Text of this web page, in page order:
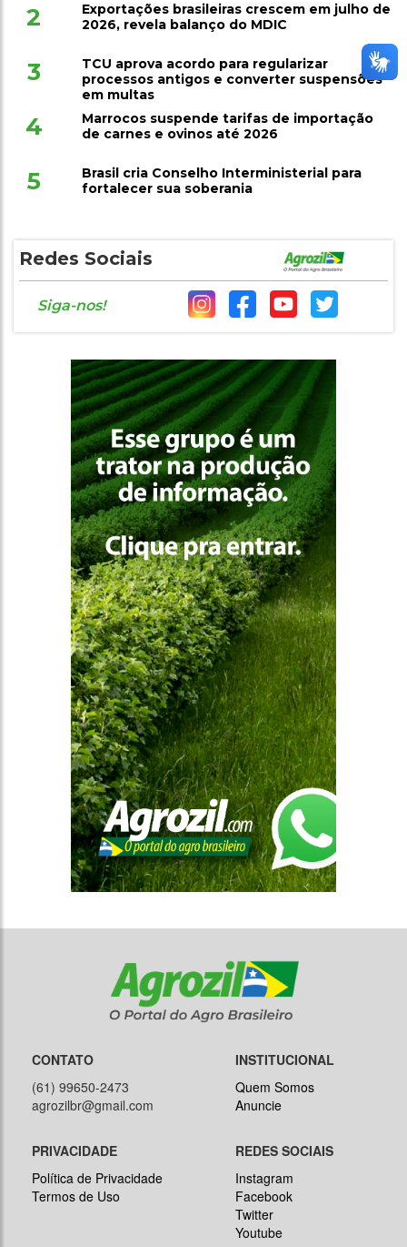
2
Exportações brasileiras crescem em julho de
2026, revela balanço do MDIC
3
TCU aprova acordo para regularizar
processos antigos e converter suspensões
em multas
4
Marrocos suspende tarifas de importação
de carnes e ovinos até 2026
5
Brasil cria Conselho Interministerial para
fortalecer sua soberania
Redes Sociais
Siga-nos!
CONTATO
(61) 99650-2473
agrozilbr@gmail.com
INSTITUCIONAL
Quem Somos
Anuncie
PRIVACIDADE
Política de Privacidade
Termos de Uso
REDES SOCIAIS
Instagram
Facebook
Twitter
Youtube